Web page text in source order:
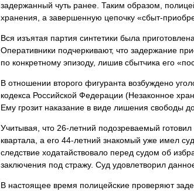
задержанный чуть ранее. Таким образом,
хранения, а завершенную цепочку «сбыт-
Вся изъятая партия синтетики была
Оперативники подчеркивают, что задержание
по конкретному эпизоду, лишив сбытчика его
В отношении второго фигуранта возбуждено
кодекса Российской Федерации (Незаконное
Ему грозит наказание в виде лишения свободы
Учитывая, что 26-летний подозреваемый
квартала, а его 44-летний знакомый уже имел
следствие ходатайствовало перед судом об
заключения под стражу. Суд удовлетворил
В настоящее время полицейские проверяют